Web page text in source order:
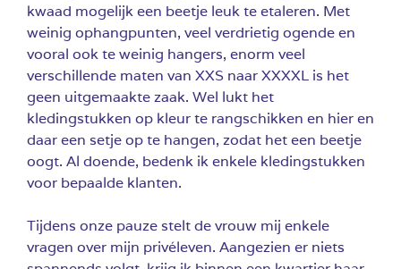
kwaad mogelijk een beetje leuk te etaleren. Met
weinig ophangpunten, veel verdrietig ogende en
vooral ook te weinig hangers, enorm veel
verschillende maten van XXS naar XXXXL is het
geen uitgemaakte zaak. Wel lukt het
kledingstukken op kleur te rangschikken en hier en
daar een setje op te hangen, zodat het een beetje
oogt. Al doende, bedenk ik enkele kledingstukken
voor bepaalde klanten.
Tijdens onze pauze stelt de vrouw mij enkele
vragen over mijn privéleven. Aangezien er niets